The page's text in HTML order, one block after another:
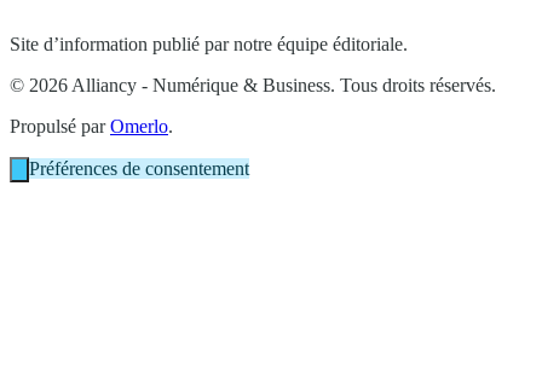
Site d’information publié par notre équipe éditoriale.
© 2026 Alliancy - Numérique & Business. Tous droits réservés.
Propulsé parOmerlo.
Préférences de consentement